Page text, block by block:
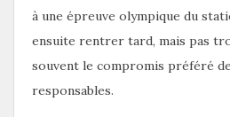
à une épreuve olympique du
ensuite rentrer tard, mais pas
souvent le compromis préféré
responsables.